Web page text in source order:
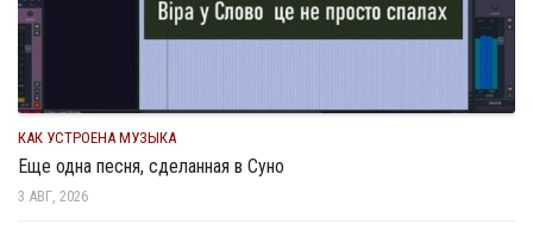
КАК УСТРОЕНА МУЗЫКА
Еще одна песня, сделанная в Суно
3 АВГ, 2026